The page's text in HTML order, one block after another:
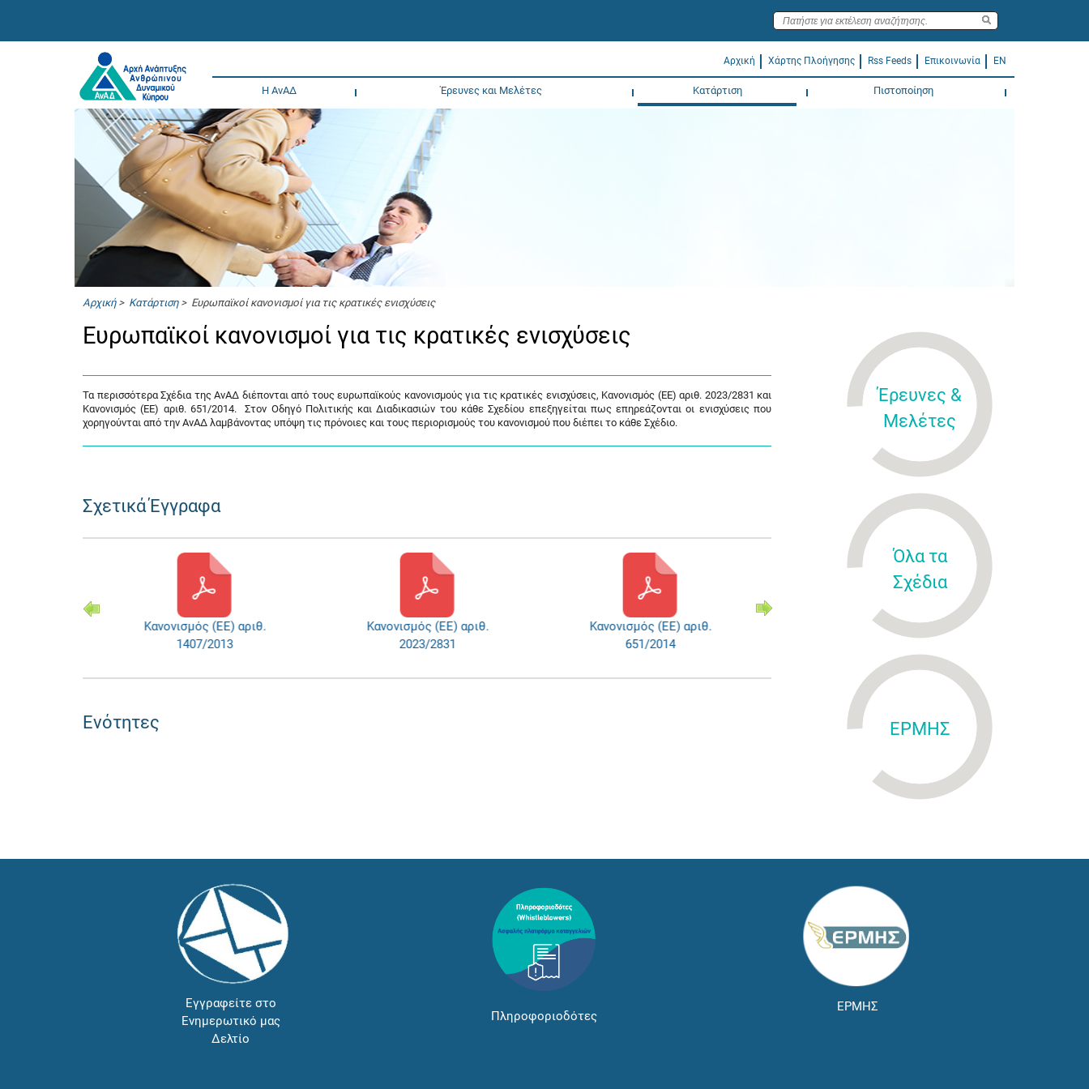
Αρχική Χάρτης Πλοήγησης Rss Feeds Επικοινωνία EN
Η ΑνΑΔ Έρευνες και Μελέτες Κατάρτιση Πιστοποίηση
Αρχική> Κατάρτιση> Ευρωπαϊκοί κανονισμοί για τις κρατικές ενισχύσεις
Ευρωπαϊκοί κανονισμοί για τις κρατικές ενισχύσεις
Τα περισσότερα Σχέδια της ΑνΑΔ διέπονται από τους ευρωπαϊκούς κανονισμούς για τις κρατικές ενισχύσεις, Κανονισμός (ΕΕ) αριθ. 2023/2831 και
Κανονισμός (ΕΕ) αριθ. 651/2014. Στον Οδηγό Πολιτικής και Διαδικασιών του κάθε Σχεδίου επεξηγείται πως επηρεάζονται οι ενισχύσεις που
χορηγούνται από την ΑνΑΔ λαμβάνοντας υπόψη τις πρόνοιες και τους περιορισμούς του κανονισμού που διέπει το κάθε Σχέδιο.
Σχετικά Έγγραφα
Κανονισμός (ΕΕ) αριθ.
1407/2013
Κανονισμός (ΕΕ) αριθ.
2023/2831
Κανονισμός (ΕΕ) αριθ.
651/2014
Κανονισμός (ΕΕ) αριθ.
Ενότητες
Έρευνες &
Μελέτες
Όλα τα
Σχέδια
ΕΡΜΗΣ
Εγγραφείτε στο
Ενημερωτικό μας
Δελτίο
Πληροφοριοδότες
ΕΡΜΗΣ